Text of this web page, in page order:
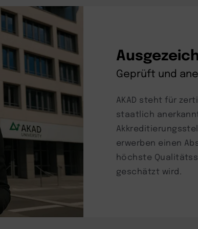
Geprüft und
AKAD steht für
staatlich
erwerben einen
höchste
geschätzt wird.